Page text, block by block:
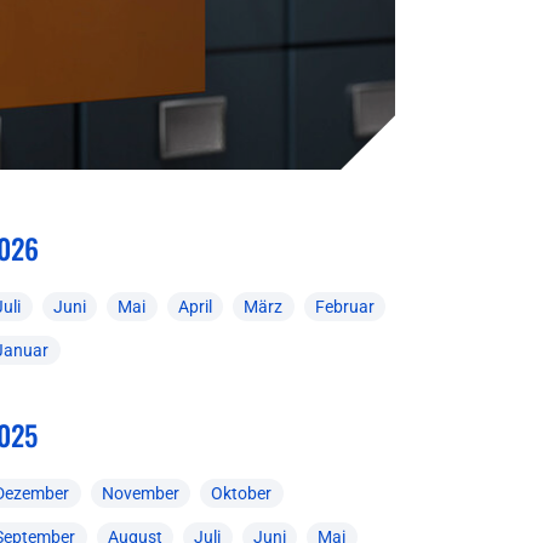
Juni Mai April März Februar
November Oktober
August Juli Juni Mai